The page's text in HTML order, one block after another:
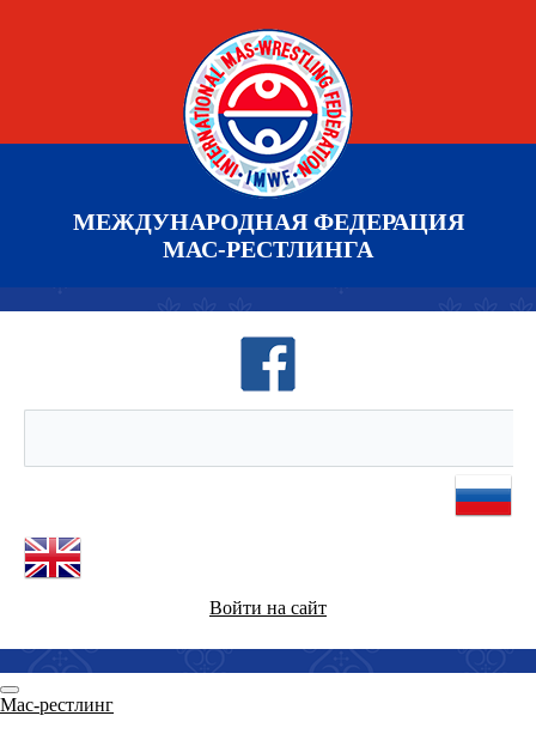
МЕЖДУНАРОДНАЯ ФЕДЕРАЦИЯ
МАС-РЕСТЛИНГА
Войти на сайт
Мас-рестлинг